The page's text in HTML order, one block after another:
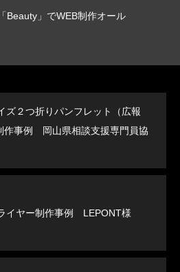
Beauty」でWEB制作オール
ズ２つ折りパンフレット（広報
作事例 岡山県相談支援専門員協
イヤー制作事例 LEPONT様